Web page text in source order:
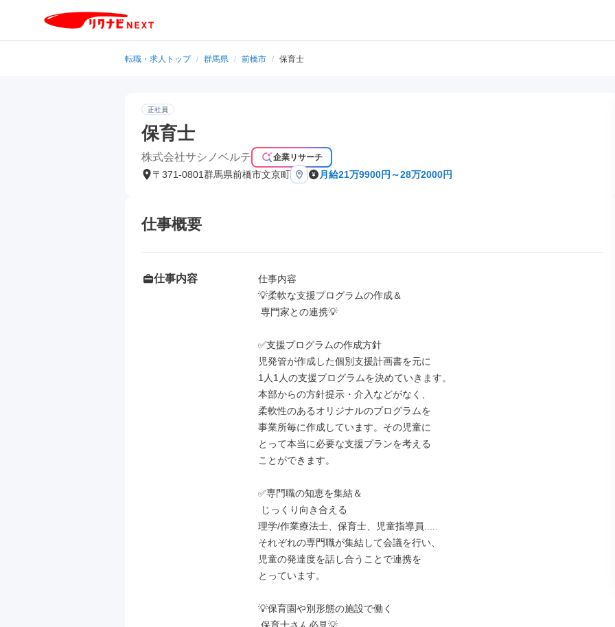
転職・求人トップ / 群馬県 / 前橋市 / 保育士
正社員
保育士
株式会社サシノベルテ 企業リサーチ
〒371-0801群馬県前橋市文京町 月給21万9900円～28万2000円
仕事概要
仕事内容
仕事内容
💡柔軟な支援プログラムの作成＆
✅支援プログラムの作成方針
児発管が作成した個別支援計画書を元に
1人1人の支援プログラムを決めていきます。
本部からの方針提示・介入などがなく、
柔軟性のあるオリジナルのプログラムを
事業所毎に作成しています。その児童に
とって本当に必要な支援プランを考える
ことができます。
✅専門職の知恵を集結＆
理学/作業療法士、保育士、児童指導員.....
それぞれの専門職が集結して会議を行い、
児童の発達度を話し合うことで連携を
とっています。
💡保育園や別形態の施設で働く